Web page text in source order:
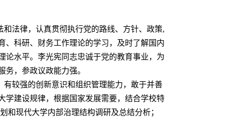
法律，认真贯彻执行党的路线、方针、政策,
、科研、财务工作理论的学习，及时了解国内
论水平。李光宪同志忠诚于党的教育事业，为
，参政议政能力强。
较强的创新意识和组织管理能力，敢于并善
学建设规律，根据国家发展需要，结合学校特
和现代大学内部治理结构调研及总结分析；